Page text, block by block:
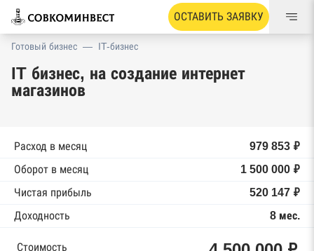
ОСТАВИТЬ ЗАЯВКУ
Готовый бизнес — IT-бизнес
IT бизнес, на создание интернет
магазинов
Расход в месяц
979 853 ₽
Оборот в месяц
1 500 000 ₽
Чистая прибыль
520 147 ₽
Доходность
8 мес.
Стоимость